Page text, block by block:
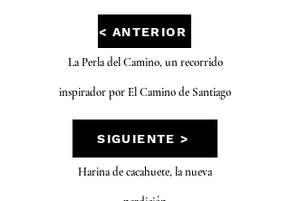
< ANTERIOR
La Perla del Camino, un recorrido
inspirador por El Camino de Santiago
SIGUIENTE >
Harina de cacahuete, la nueva